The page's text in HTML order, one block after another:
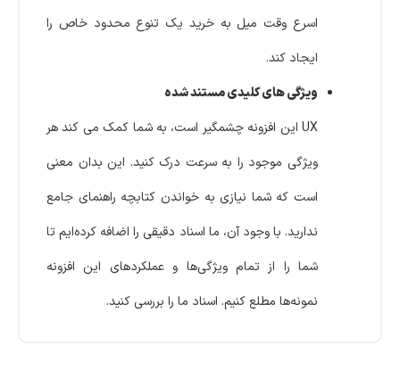
اسرع وقت میل به خرید یک تنوع محدود خاص را
ایجاد کند.
ویژگی های کلیدی مستند شده
UX این افزونه چشمگیر است، به شما کمک می کند هر
ویژگی موجود را به سرعت درک کنید. این بدان معنی
است که شما نیازی به خواندن کتابچه راهنمای جامع
ندارید. با وجود آن، ما اسناد دقیقی را اضافه کرده‌ایم تا
شما را از تمام ویژگی‌ها و عملکردهای این افزونه
نمونه‌ها مطلع کنیم. اسناد ما را بررسی کنید.